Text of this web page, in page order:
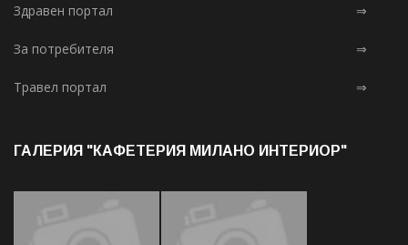
Здравен портал ⇒
За потребителя ⇒
Травел портал ⇒
ГАЛЕРИЯ "КАФЕТЕРИЯ МИЛАНО ИНТЕРИОР"